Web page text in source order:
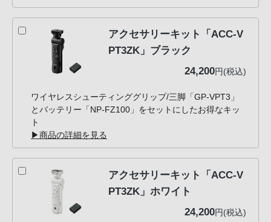
アクセサリーキット「ACC-V
PT3ZK」ブラック
24,200円(税込)
ワイヤレスシューティンググリップ/三脚「GP-VPT3」
とバッテリー「NP-FZ100」をセットにしたお得なキッ
ト
▶商品の詳細を見る
アクセサリーキット「ACC-V
PT3ZK」ホワイト
24,200円(税込)